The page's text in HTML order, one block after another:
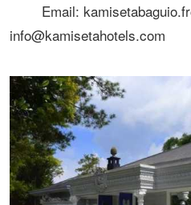
Email:
info@kamisetahotels.com